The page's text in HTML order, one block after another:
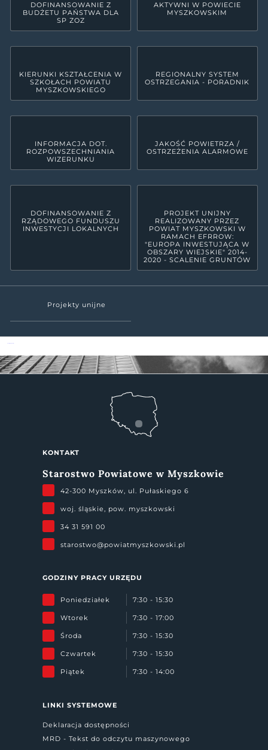
DOFINANSOWANIE Z
BUDŻETU PAŃSTWA DLA
SP ZOZ
AKTYWNI W POWIECIE
MYSZKOWSKIM
KIERUNKI KSZTAŁCENIA W
SZKOŁACH POWIATU
MYSZKOWSKIEGO
REGIONALNY SYSTEM
OSTRZEGANIA - PORADNIK
INFORMACJA DOT.
ROZPOWSZECHNIANIA
WIZERUNKU
JAKOŚĆ POWIETRZA /
OSTRZEŻENIA ALARMOWE
DOFINANSOWANIE Z
RZĄDOWEGO FUNDUSZU
INWESTYCJI LOKALNYCH
PROJEKT UNIJNY
REALIZOWANY PRZEZ
POWIAT MYSZKOWSKI W
RAMACH EFRROW:
"EUROPA INWESTUJĄCA W
OBSZARY WIEJSKIE" 2014-
2020 - SCALENIE GRUNTÓW
Projekty unijne
KONTAKT
Starostwo Powiatowe w Myszkowie
42-300 Myszków, ul. Pułaskiego 6
woj. śląskie, pow. myszkowski
34 31 591 00
starostwo@powiatmyszkowski.pl
GODZINY PRACY URZĘDU
Poniedziałek 7:30 - 15:30
Wtorek 7:30 - 17:00
Środa 7:30 - 15:30
Czwartek 7:30 - 15:30
Piątek 7:30 - 14:00
LINKI SYSTEMOWE
Deklaracja dostępności
MRD - Tekst do odczytu maszynowego